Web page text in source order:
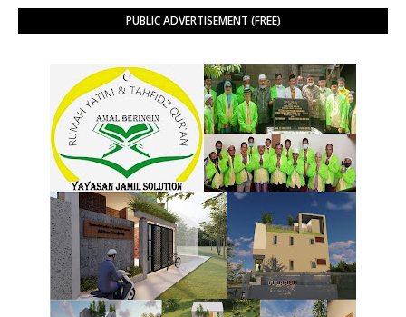
PUBLIC ADVERTISEMENT (FREE)